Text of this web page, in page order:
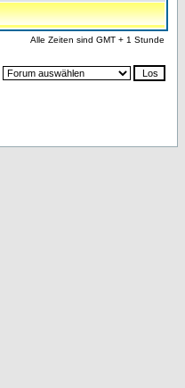
Alle Zeiten sind GMT + 1 Stunde